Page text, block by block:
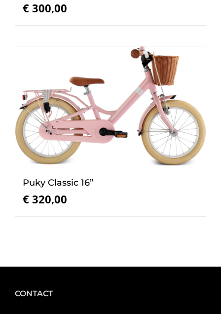
€ 300,00
Puky Classic 16”
€ 320,00
CONTACT